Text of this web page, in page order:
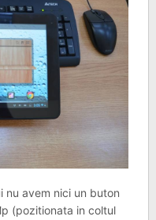
nu avem nici un buton
(pozitionata in coltul